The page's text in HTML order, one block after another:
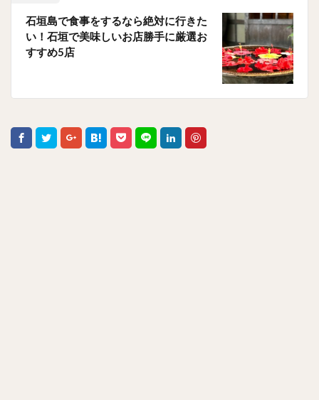
石垣島で食事をするなら絶対に行きた
い！石垣で美味しいお店勝手に厳選お
すすめ5店